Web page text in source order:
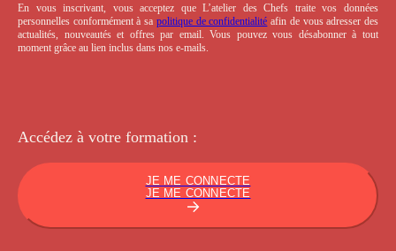
En vous inscrivant, vous acceptez que L’atelier des Chefs traite vos données
personnelles conformément à sa politique de confidentialité afin de vous adresser des
actualités, nouveautés et offres par email. Vous pouvez vous désabonner à tout
moment grâce au lien inclus dans nos e-mails.
Accédez à votre formation :
JE ME CONNECTE
JE ME CONNECTE